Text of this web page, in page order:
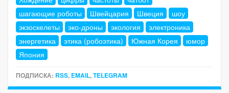
шагающие роботы
Швейцария Швеция
шоу
экзоскелеты
эко-дроны экология
электроника
энергетика
этика (робоэтика) Южная Корея
юмор
Япония
ПОДПИСКА: RSS, EMAIL,TELEGRAM